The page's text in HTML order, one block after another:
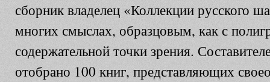
сборник владелец «Коллекции русского
многих смыслах, образцовым, как с
содержательной точки зрения.
отобрано 100 книг, представляющих